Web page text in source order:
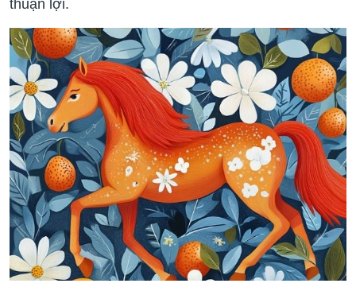
thuận lợi.